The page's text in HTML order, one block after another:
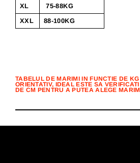
XL
75-88KG
XXL
88-100KG
TABELUL DE MARIMI IN FUNCTIE DE
ORIENTATIV, IDEAL ESTE SA
DE CM PENTRU A PUTEA ALEGE